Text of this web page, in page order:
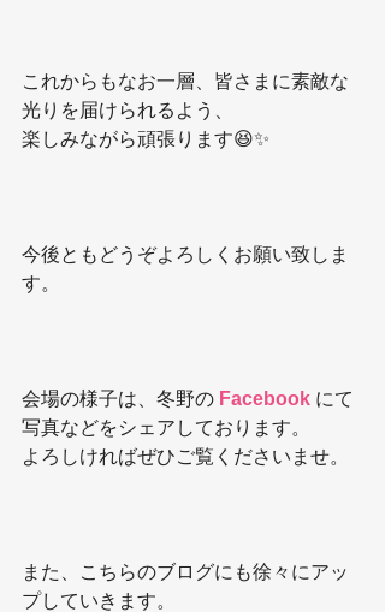
これからもなお一層、皆さまに素敵な
光りを届けられるよう、
楽しみながら頑張ります😆✨
今後ともどうぞよろしくお願い致しま
す。
会場の様子は、冬野の Facebook にて
写真などをシェアしております。
よろしければぜひご覧くださいませ。
また、こちらのブログにも徐々にアッ
プしていきます。